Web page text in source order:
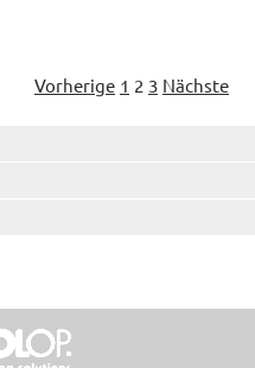
Vorherige 1 2 3 Nächste